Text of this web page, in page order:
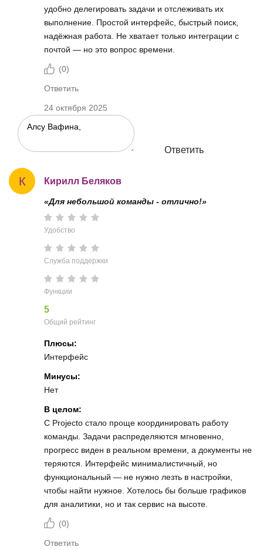
удобно делегировать задачи и отслеживать их
выполнение. Простой интерфейс, быстрый поиск,
надёжная работа. Не хватает только интеграции с
почтой — но это вопрос времени.
(0)
Ответить
24 октября 2025
Ответить
К Кирилл Беляков
«Для небольшой команды - отлично!»
Удобство
Служба поддержки
Функции
5
Общий рейтинг
Плюсы:
Интерфейс
Минусы:
Нет
В целом:
С Projecto стало проще координировать работу
команды. Задачи распределяются мгновенно,
прогресс виден в реальном времени, а документы не
теряются. Интерфейс минималистичный, но
функциональный — не нужно лезть в настройки,
чтобы найти нужное. Хотелось бы больше графиков
для аналитики, но и так сервис на высоте.
(0)
Ответить